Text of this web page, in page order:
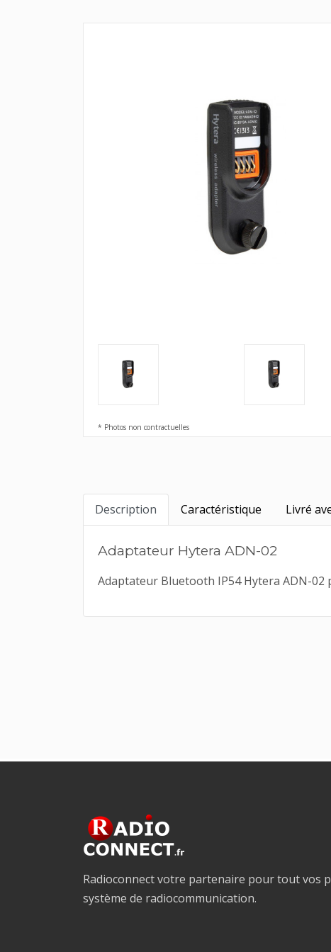
* Photos non contractuelles
Description Caractéristique Livré
Adaptateur Hytera ADN-02
Adaptateur Bluetooth IP54 Hytera ADN-02
Radioconnect votre partenaire pour tout vos
système de radiocommunication.